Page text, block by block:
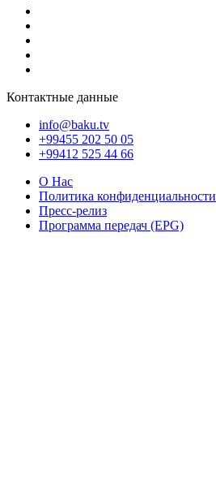
Контактные данные
info@baku.tv
+99455 202 50 05
+99412 525 44 66
О Нас
Политика конфиденциальности
Пресс-релиз
Программа передач (EPG)